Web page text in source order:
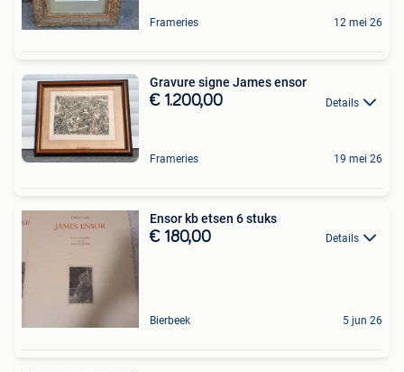
Frameries 12 mei 26
Gravure signe James ensor
€ 1.200,00 Details
Frameries 19 mei 26
Ensor kb etsen 6 stuks
€ 180,00 Details
Bierbeek 5 jun 26